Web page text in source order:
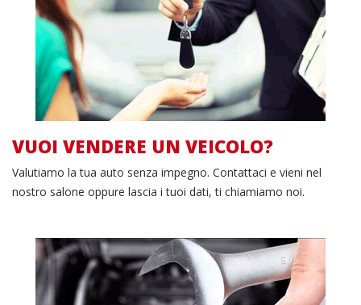
VUOI VENDERE UN VEICOLO?
Valutiamo la tua auto senza impegno. Contattaci e vieni nel
nostro salone oppure lascia i tuoi dati, ti chiamiamo noi.
I nostri servizi